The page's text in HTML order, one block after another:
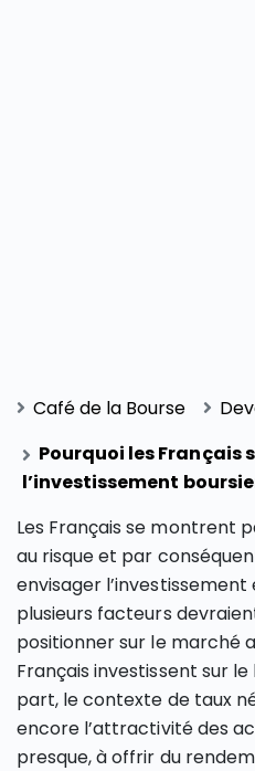
Café de la Bourse
Pourquoi les Français
l’investissement
Les Français se montrent
au risque et par
envisager l’investissement
plusieurs facteurs
positionner sur le marché
Français investissent sur
part, le contexte de taux
encore l’attractivité des
presque, à offrir du